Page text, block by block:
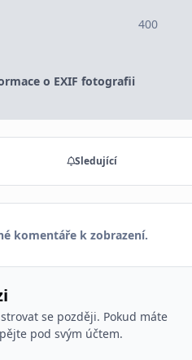
400
o EXIF fotografii
Sledující
komentáře k zobrazení.
se později. Pokud máte
pod svým účtem.